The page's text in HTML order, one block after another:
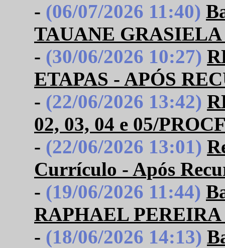
- (06/07/2026 11:40)
TAUANE GRASIELA
- (30/06/2026 10:27)
ETAPAS - APÓS
- (22/06/2026 13:42)
02, 03, 04 e 05/
- (22/06/2026 13:01)
Currículo - Após
- (19/06/2026 11:44)
RAPHAEL
- (18/06/2026 14:13)